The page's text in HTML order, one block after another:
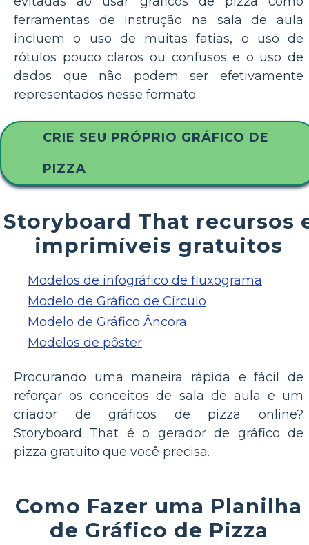
ferramentas de instrução na sala de aula
incluem o uso de muitas fatias, o uso de
rótulos pouco claros ou confusos e o uso de
dados que não podem ser efetivamente
representados nesse formato.
CRIE SEU PRÓPRIO GRÁFICO DE
PIZZA
Storyboard That recursos
imprimíveis gratuitos
Modelos de infográfico de fluxograma
Modelo de Gráfico de Círculo
Modelo de Gráfico Âncora
Modelos de pôster
Procurando uma maneira rápida e fácil de
reforçar os conceitos de sala de aula e um
criador de gráficos de pizza online?
Storyboard That é o gerador de gráfico de
pizza gratuito que você precisa.
Como Fazer uma Planilha
de Gráfico de Pizza